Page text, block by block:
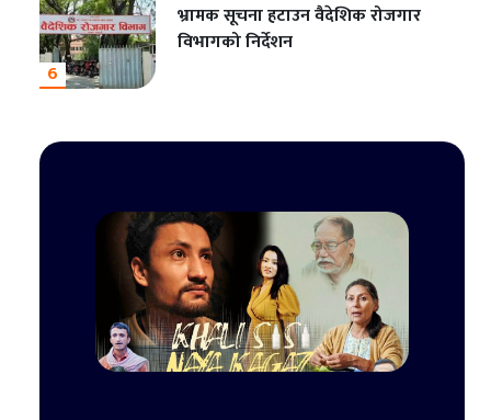
6
भ्रामक सूचना हटाउन वैदेशिक रोजगार
विभागको निर्देशन